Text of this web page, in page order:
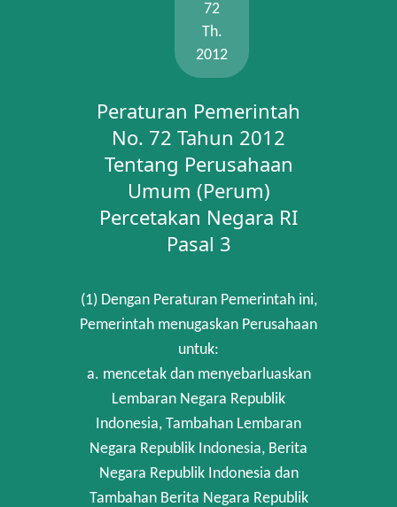
72
Th.
2012
Peraturan Pemerintah
No. 72 Tahun 2012
Tentang Perusahaan
Umum (Perum)
Percetakan Negara RI
Pasal 3
(1) Dengan Peraturan Pemerintah ini,
Pemerintah menugaskan Perusahaan
untuk:
a. mencetak dan menyebarluaskan
Lembaran Negara Republik
Indonesia, Tambahan Lembaran
Negara Republik Indonesia, Berita
Negara Republik Indonesia dan
Tambahan Berita Negara Republik